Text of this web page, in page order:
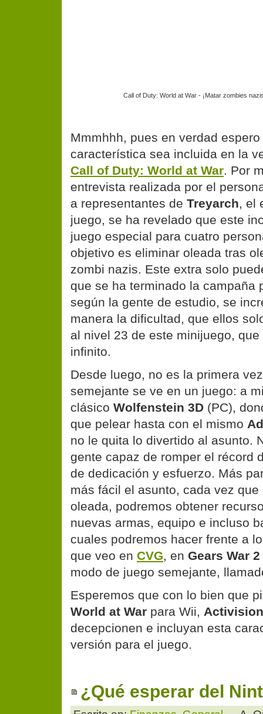
Call of Duty: World at War - ¡Matar zombies
Mmmhhh, pues en verdad
característica sea incluida en la
Call of Duty: World at War. Por
entrevista realizada por el
a representantes de Treyarch, el
juego, se ha revelado que este
juego especial para cuatro
objetivo es eliminar oleada tras
zombi nazis. Este extra solo
que se ha terminado la campaña
según la gente de estudio, se
manera la dificultad, que ellos
al nivel 23 de este minijuego,
infinito.
Desde luego, no es la primera
semejante se ve en un juego: a
clásico Wolfenstein 3D (PC),
que pelear hasta con el mismo
no le quita lo divertido al asunto.
gente capaz de romper el récord
de dedicación y esfuerzo. Más
más fácil el asunto, cada vez
oleada, podremos obtener
nuevas armas, equipo e incluso
cuales podremos hacer frente a
que veo en CVG, en Gears War 2
modo de juego semejante,
Esperemos que con lo bien que
World at War para Wii, Activision
decepcionen e incluyan esta
versión para el juego.
¿Qué esperar del